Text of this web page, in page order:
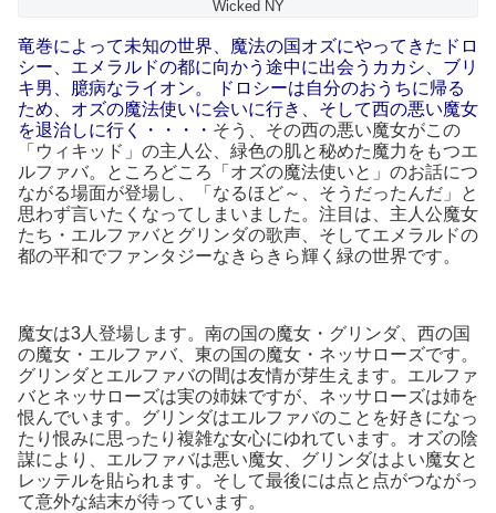
Wicked NY
竜巻によって未知の世界、魔法の国オズにやってきたドロ
シー、エメラルドの都に向かう途中に出会う カカシ、ブリ
キ男、臆病なライオン。
ドロシーは自分のおうちに帰る
ため、オズの魔法使いに会いに行き、そして西の悪い魔女
を退治しに行く・・・・ そう、その西の悪い魔女がこの
「ウィキッド」の主人公、緑色の肌と秘めた魔力をもつエ
ルファバ。ところどころ「オズの魔法使いと」のお話につ
ながる場面が登場し、「なるほど～、そうだったんだ」と
思わず言いたくなってしまいました。注目は、主人公魔女
たち・エルファバとグリンダの歌声、そしてエメラルドの
都の平和でファンタジーなきらきら輝く緑の世界です。
魔女は3人登場します。 南の国の魔女・グリンダ、西の国
の魔女・エルファバ、東の国の魔女・ネッサローズです。
グリンダとエルファバの間は友情が芽生えます。 エルファ
バと ネッサローズは実の姉妹ですが、ネッサローズは姉を
恨んでいます。 グリンダはエルファバのことを好きになっ
たり恨みに思ったり複雑な女心にゆれています。 オズの陰
謀により、エルファバは悪い魔女、グリンダはよい魔女と
レッテルを貼られます。 そして最後には点と点がつながっ
て意外な結末が待っています。